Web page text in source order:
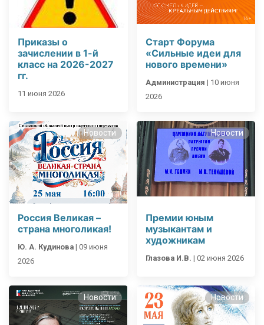
Приказы о
зачислении в 1-й
класс на 2026-2027
гг.
11 июня 2026
Старт Форума
«Сильные идеи для
нового времени»
Администрация | 10 июня
2026
Новости
Россия Великая –
страна многоликая!
Ю. А. Кудинова | 09 июня
2026
Новости
Премии юным
музыкантам и
художникам
Глазова И.В. | 02 июня 2026
Новости Новости